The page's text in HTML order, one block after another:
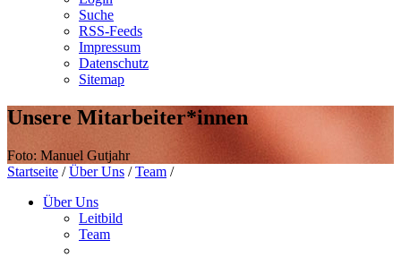
Suche
RSS-Feeds
Impressum
Datenschutz
Sitemap
Unsere Mitarbeiter*innen
Foto: Manuel Gutjahr
Startseite / Über Uns / Team /
Über Uns
Leitbild
Team